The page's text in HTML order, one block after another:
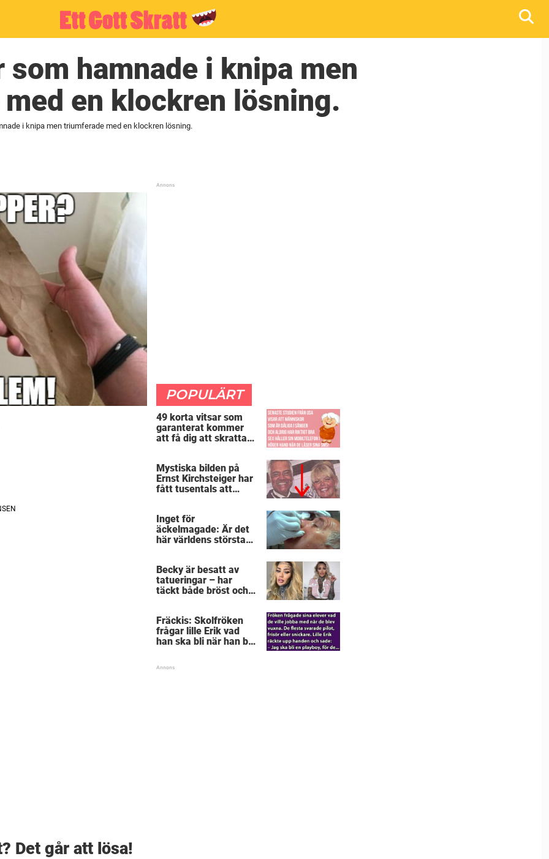
som hamnade i knipa men
en klockren lösning.
i knipa men triumferade med en klockren lösning.
Det går att lösa!
POPULÄRT
49 korta vitsar som
garanterat kommer
att få dig att skratta
Mystiska bilden på
Ernst Kirchsteiger har
fått tusentals att
Inget för
äckelmagade: Är det
här världens största
Becky är besatt av
tatueringar – har
täckt både bröst och
Fräckis: Skolfröken
frågar lille Erik vad
han ska bli när han blir